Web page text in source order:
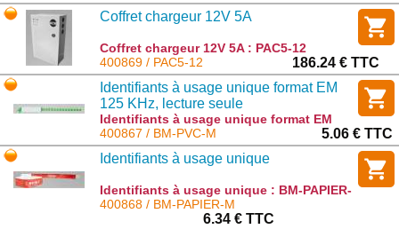
Coffret chargeur 12V 5A
Coffret chargeur 12V 5A : PAC5-12
400869 / PAC5-12
186.24 € TTC
Identifiants à usage unique format EM
125 KHz, lecture seule
Identifiants à usage unique format EM
125 KHz, lecture seule : BM-PVC-M
400867 / BM-PVC-M
5.06 € TTC
Identifiants à usage unique
Identifiants à usage unique : BM-PAPIER-
M
400868 / BM-PAPIER-M
6.34 € TTC